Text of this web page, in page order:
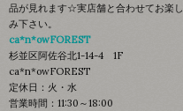
品が見れます☆実店舗と合わせてお楽し
み下さい。
ca*n*owFOREST
杉並区阿佐谷北1-14-4 1F
ca*n*owFOREST
定休日：火・水
営業時間：11:30～18:00